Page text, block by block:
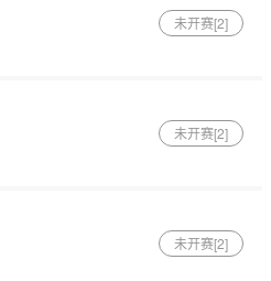
未开赛[2]
未开赛[2]
未开赛[2]